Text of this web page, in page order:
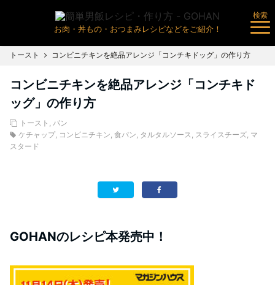
お肉・丼もの・おつまみレシピなどをご紹介！
検索
トースト コンビニチキンを絶品アレンジ「コンチキドッグ」の作り方
コンビニチキンを絶品アレンジ「コンチキド
ッグ」の作り方
トースト , パン
ケチャップ, コンビニチキン, 食パン, タルタルソース, スライスチーズ, マ
スタード
GOHANのレシピ本発売中！